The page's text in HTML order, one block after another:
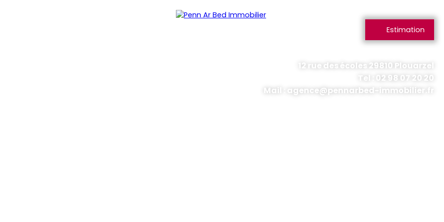
Estimation
12 rue des écoles 29810 Plouarzel
Tel : 02 98 07 20 20
Mail : agence@pennarbed-immobilier.fr